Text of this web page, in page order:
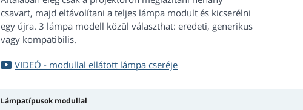
csavart, majd eltávolítani a teljes lámpa modult és kicserélni
egy újra. 3 lámpa modell közül választhat: eredeti, generikus
vagy kompatibilis.
VIDEÓ - modullal ellátott lámpa cseréje
Lámpatípusok modullal